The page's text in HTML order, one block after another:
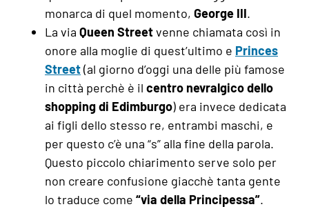
monarca di quel momento, George III.
La via Queen Streetvenne chiamata così in
onore alla moglie di quest’ultimo e Princes
Street(al giorno d’oggi una delle più famose
in città perchè è il centro nevralgico dello
shopping di Edimburgo) era invece dedicata
ai figli dello stesso re, entrambi maschi, e
per questo c’è una “s” alla fine della parola.
Questo piccolo chiarimento serve solo per
non creare confusione giacchè tanta gente
lo traduce come “via della Principessa”.